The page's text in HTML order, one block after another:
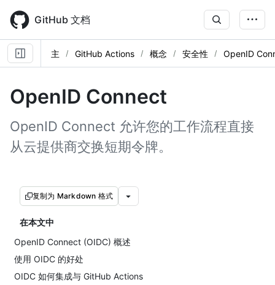
main
content
GitHub 文档
主 GitHub Actions 概念 安全性 OpenID
OpenID Connect
OpenID Connect 允许您的工作流程直接
从云提供商交换短期令牌。
复制为 Markdown 格式
在本文中
OpenID Connect (OIDC) 概述
使用 OIDC 的好处
OIDC 如何集成与 GitHub Actions